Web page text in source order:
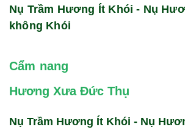
Nụ Trầm Hương Ít Khói - Nụ
không Khói
Cẩm nang
Hương Xưa Đức Thụ
Nụ Trầm Hương Ít Khói - Nụ